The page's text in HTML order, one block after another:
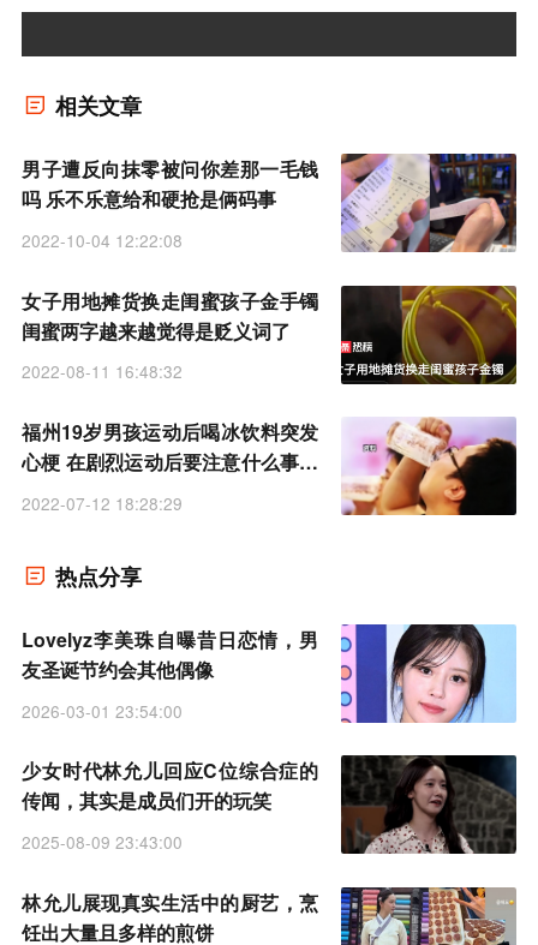
相关文章
男子遭反向抹零被问你差那一毛钱
吗 乐不乐意给和硬抢是俩码事
2022-10-04 12:22:08
女子用地摊货换走闺蜜孩子金手镯
闺蜜两字越来越觉得是贬义词了
2022-08-11 16:48:32
福州19岁男孩运动后喝冰饮料突发
心梗 在剧烈运动后要注意什么事项
和问题
2022-07-12 18:28:29
热点分享
Lovelyz李美珠自曝昔日恋情，男
友圣诞节约会其他偶像
2026-03-01 23:54:00
少女时代林允儿回应C位综合症的
传闻，其实是成员们开的玩笑
2025-08-09 23:43:00
林允儿展现真实生活中的厨艺，烹
饪出大量且多样的煎饼